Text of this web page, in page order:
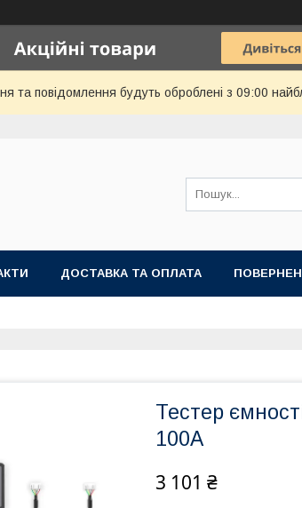
та повідомлення будуть оброблені з 09:00
ДОСТАВКА ТА ОПЛАТА
Тестер
100A
3 101 ₴